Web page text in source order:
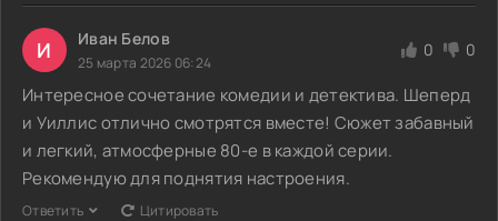
И Иван Белов
25 марта 2026 06:24
0 0
Интересное сочетание комедии и детектива. Шеперд
и Уиллис отлично смотрятся вместе! Сюжет забавный
и легкий, атмосферные 80-е в каждой серии.
Рекомендую для поднятия настроения.
Ответить Цитировать